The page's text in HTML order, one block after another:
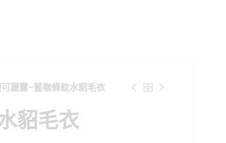
麗露-藍咖條紋水貂毛衣
貂毛衣